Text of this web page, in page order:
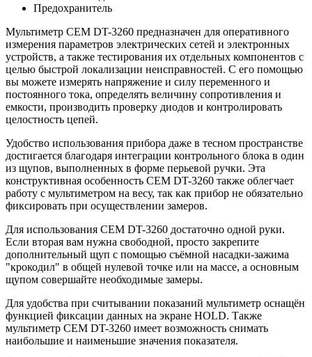
Предохранитель
Мультиметр CEM DT-3260 предназначен для оперативного
измерения параметров электрических сетей и электронных
устройств, а также тестирования их отдельных компонентов с
целью быстрой локализации неисправностей. С его помощью
вы можете измерять напряжение и силу переменного и
постоянного тока, определять величину сопротивления и
емкости, производить проверку диодов и контролировать
целостность цепей.
Удобство использования прибора даже в тесном пространстве
достигается благодаря интеграции контрольного блока в один
из щупов, выполненных в форме перьевой ручки. Эта
конструктивная особенность CEM DT-3260 также облегчает
работу с мультиметром на весу, так как прибор не обязательно
фиксировать при осуществлении замеров.
Для использования CEM DT-3260 достаточно одной руки.
Если вторая вам нужна свободной, просто закрепите
дополнительный щуп с помощью съёмной насадки-зажима
"крокодил" в общей нулевой точке или на массе, а основным
щупом совершайте необходимые замеры.
Для удобства при считывании показаний мультиметр оснащён
функцией фиксации данных на экране HOLD. Также
мультиметр CEM DT-3260 имеет возможность снимать
наибольшие и наименьшие значения показателя.